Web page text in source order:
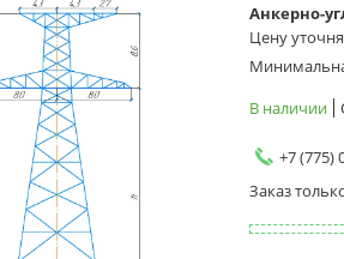
Анкерно-
Цену
В наличии
+7 (775)
Заказ